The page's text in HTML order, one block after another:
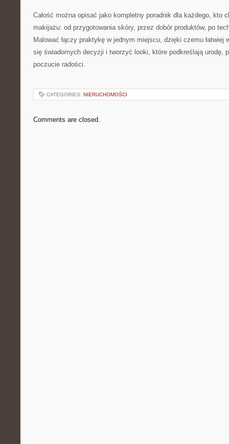
Całość można opisać jako kompletny poradnik dla każdego, kto
makijażu: od przygotowania skóry, przez dobór produktów, po
Malować łączy praktykę w jednym miejscu, dzięki czemu łatwiej
się świadomych decyzji i tworzyć looki, które podkreślają urodę,
poczucie radości.
CATEGORIES: NIERUCHOMOŚCI
Comments are closed.